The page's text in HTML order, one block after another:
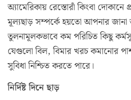
অ্যামেরিকায় রেস্তোরাঁ কিংবা
মূল্যছাড় সম্পর্কে হয়তো আপনার
তুলনামূলকভাবে কম পরিচিত কিছু
যেগুলো বিল, বিমার খরচ কমানোর
সুবিধা নিশ্চিত করতে পারে।
নির্দিষ্ট দিনে ছাড়